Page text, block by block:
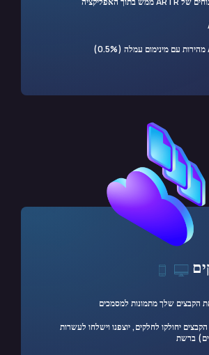
הקבצים שלך מתמונות למסמכים
יחולקו לחלקים, יוצפנו וישלחו לעשרות
ברשת